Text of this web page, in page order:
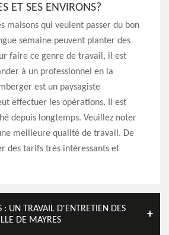
ET SES ENVIRONS?
maisons qui veulent passer du bon
semaine peuvent planter des
faire ce genre de travail, il est
à un professionnel en la
est un paysagiste
effectuer les opérations. Il est
depuis longtemps. Veuillez noter
meilleure qualité de travail. De
des tarifs très intéressants et
: UN TRAVAIL D'ENTRETIEN DES
DE MAYRES